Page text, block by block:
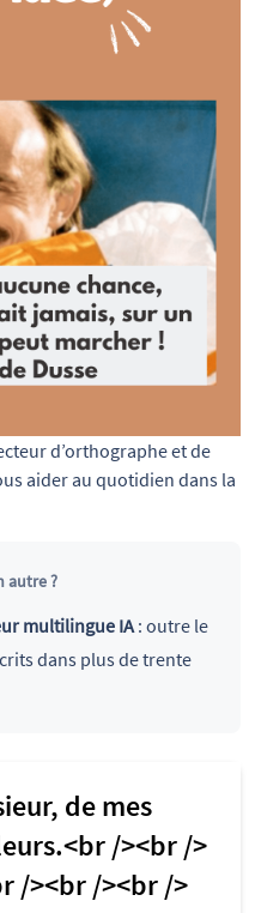
d’orthographe et de
aider au quotidien dans la
autre ?
multilingue IA : outre le
dans plus de trente